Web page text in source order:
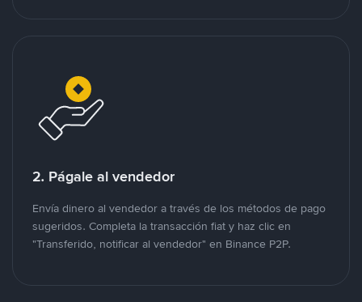
2. Págale al vendedor
Envía dinero al vendedor a través de los métodos de pago
sugeridos. Completa la transacción fiat y haz clic en
"Transferido, notificar al vendedor" en Binance P2P.